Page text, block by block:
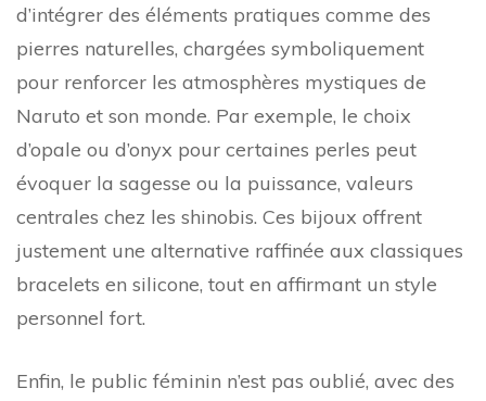
d’intégrer des éléments pratiques comme des
pierres naturelles, chargées symboliquement
pour renforcer les atmosphères mystiques de
Naruto et son monde. Par exemple, le choix
d’opale ou d’onyx pour certaines perles peut
évoquer la sagesse ou la puissance, valeurs
centrales chez les shinobis. Ces bijoux offrent
justement une alternative raffinée aux classiques
bracelets en silicone, tout en affirmant un style
personnel fort.
Enfin, le public féminin n’est pas oublié, avec des